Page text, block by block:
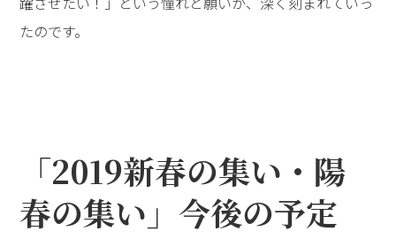
たのです。
「2019新春の集い・陽
春の集い」――今後の予定